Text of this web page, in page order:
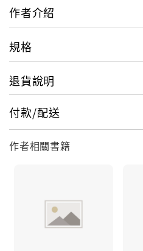
作者介紹
規格
退貨說明
付款/配送
作者相關書籍